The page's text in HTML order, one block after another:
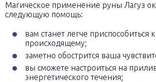
Магическое применение руны Лагуз
следующую помощь:
вам станет легче приспособиться к
происходящему;
заметно обострится ваша
вы сможете настроиться на
энергетического течения;